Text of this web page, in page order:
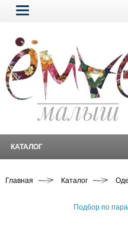
КАТАЛОГ
Главная Каталог
Подбор по